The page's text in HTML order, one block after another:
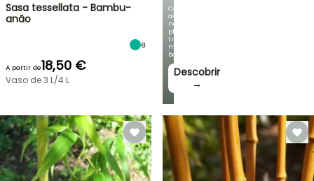
Com
as
nossas
plantas
trepadeiras
mais
bonitas!
Descobrir
→
Sasa tessellata - Bambu-
anão
8
A partir de18,50 €
Vaso de 3 L/4 L